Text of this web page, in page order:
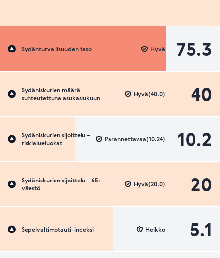
Sydänturvallisuuden taso 75.3
Hyvä
Sydäniskurien määrä
suhteutettuna asukaslukuun
40
Hyvä(40.0)
Sydäniskurien sijoittelu –
riskialueluokat
10.2
Parannettavaa(10.24)
Sydäniskurien sijoittelu - 65+
väestö
20
Hyvä(20.0)
Sepelvaltimotauti-indeksi 5.1
Heikko